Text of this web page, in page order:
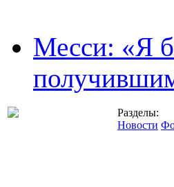
Месси: «Я
Разделы:
Новости